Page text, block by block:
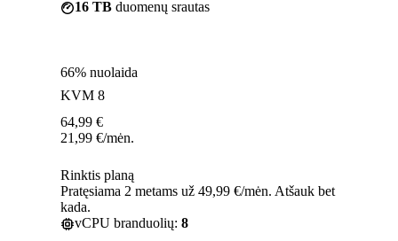
16 TB duomenų srautas
66% nuolaida
KVM 8
64,99 €
21,99 €/mėn.
Rinktis planą
Pratęsiama 2 metams už 49,99 €/mėn. Atšauk bet
kada.
vCPU branduolių: 8